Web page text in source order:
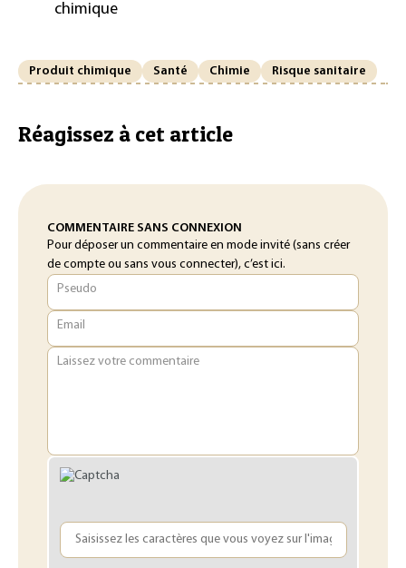
chimique
Produit chimique Santé Chimie Risque sanitaire
Réagissez à cet article
COMMENTAIRE SANS CONNEXION
Pour déposer un commentaire en mode invité (sans créer
de compte ou sans vous connecter), c’est ici.
Pseudo
Email
Laissez votre commentaire